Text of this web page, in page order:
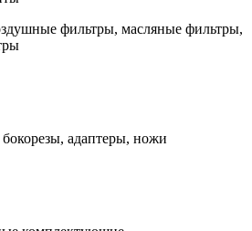
фильтры, масляные фильтры,
адаптеры, ножи